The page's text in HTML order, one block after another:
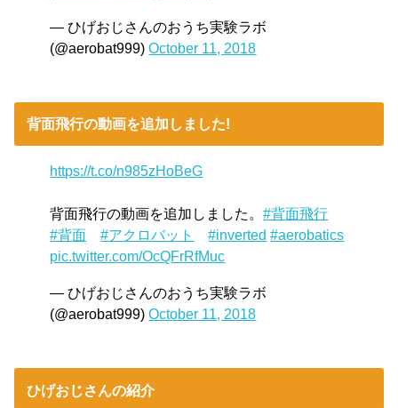
— ひげおじさんのおうち実験ラボ
(@aerobat999)October 11, 2018
背面飛行の動画を追加しました!
https://t.co/n985zHoBeG
背面飛行の動画を追加しました。#背面飛行
#背面
#アクロバット #inverted #aerobatics
pic.twitter.com/OcQFrRfMuc
— ひげおじさんのおうち実験ラボ
(@aerobat999)October 11, 2018
ひげおじさんの紹介